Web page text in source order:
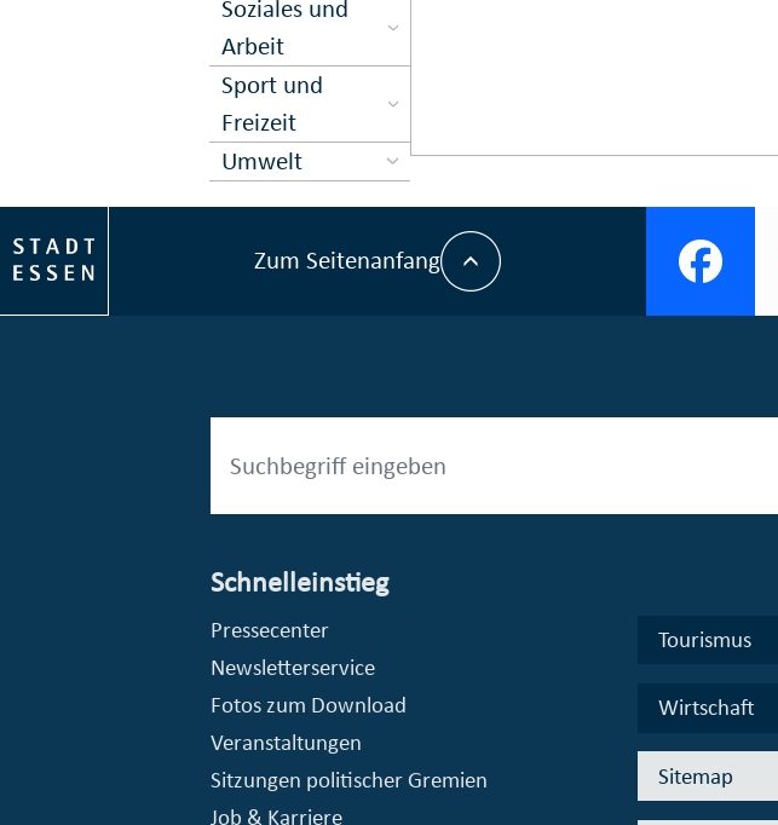
Soziales und
Arbeit
Sport und
Freizeit
Umwelt
Zum Seitenanfang
Schnelleinstieg
Pressecenter
Newsletterservice
Fotos zum Download
Veranstaltungen
Sitzungen politischer Gremien
Job & Karriere
Tourismus
Wirtschaft
Sitemap
© Stadt Essen, Presse- und Kommunikationsamt